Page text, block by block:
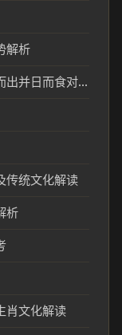
解析
易衣而出，并日而食是什么生肖_易衣而出并日而食对应的生肖含义解析
传统文化解读
析
肖文化解读